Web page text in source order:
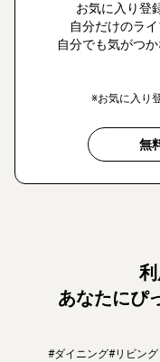
お気に入り登
自分だけのラ
自分でも気がつ
※お気に入り
無
あなたにぴ
#ダイニング#リビング